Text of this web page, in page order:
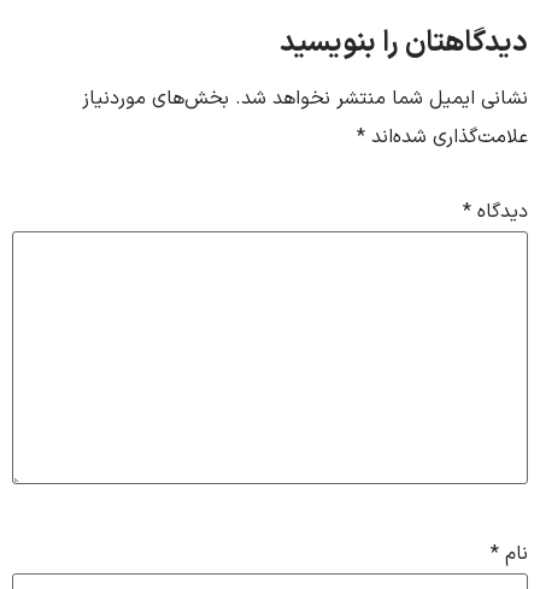
را بنویسید
شما منتشر نخواهد شد. بخش‌های موردنیاز
شده‌اند*